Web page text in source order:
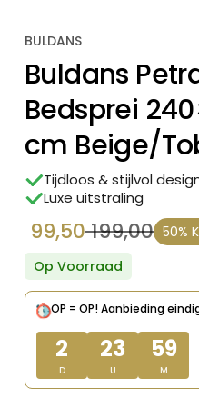
BULDANS
Buldans
Bedsprei
cm Beige/
Tijdloos & stijlvol
Luxe uitstraling
199,00
Oorspronkelijke
prijs
was:
€ 199,00.
99,50
Huidige
prijs
is:
€ 99,50.
50%
Op Voorraad
OP = OP!Aanbieding
2
D
23
U
59
M